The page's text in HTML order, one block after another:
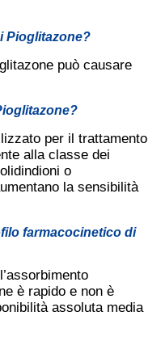
Pioglitazone?
può causare
per il trattamento
alla classe dei
o
la sensibilità
farmacocinetico di
è rapido e non è
assoluta media